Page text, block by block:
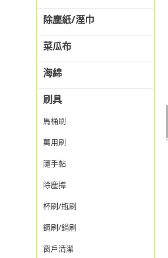
除塵紙/溼巾
菜瓜布
海綿
刷具
馬桶刷
萬用刷
隨手黏
除塵撢
杯刷/瓶刷
鋼刷/鍋刷
窗戶清潔